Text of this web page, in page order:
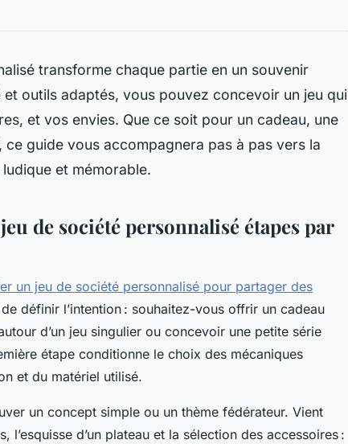
transforme chaque partie en un souvenir
outils adaptés, vous pouvez concevoir un jeu qui
et vos envies. Que ce soit pour un cadeau, une
guide vous accompagnera pas à pas vers la
et mémorable.
de société personnalisé étapes par
un jeu de société personnalisé pour partager des
définir l’intention : souhaitez-vous offrir un cadeau
d’un jeu singulier ou concevoir une petite série
étape conditionne le choix des mécaniques
et du matériel utilisé.
un concept simple ou un thème fédérateur. Vient
d’un plateau et la sélection des accessoires :